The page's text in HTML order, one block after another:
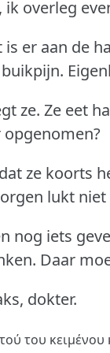
ik overleg
is er aan de
ze. Ze eet
ze koorts
lukt niet
nog iets
Daar
dokter.
του κειμένου